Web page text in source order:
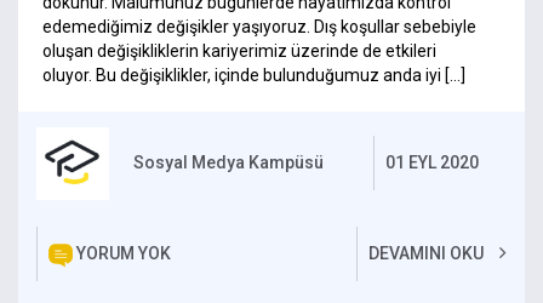
edemediğimiz değişikler yaşıyoruz. Dış koşullar sebebiyle
oluşan değişikliklerin kariyerimiz üzerinde de etkileri
oluyor. Bu değişiklikler, içinde bulunduğumuz anda iyi […]
Sosyal Medya Kampüsü 01 EYL 2020
YORUM YOK DEVAMINI OKU